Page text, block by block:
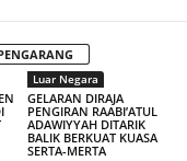
Luar Negara
GELARAN DIRAJA
PENGIRAN RAABI’ATUL
ADAWIYYAH DITARIK
BALIK BERKUAT KUASA
SERTA-MERTA